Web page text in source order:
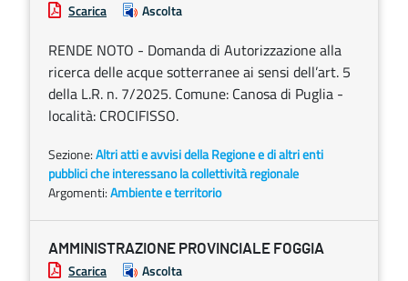
Scarica Ascolta
RENDE NOTO - Domanda di Autorizzazione alla
ricerca delle acque sotterranee ai sensi dell’art. 5
della L.R. n. 7/2025. Comune: Canosa di Puglia -
località: CROCIFISSO.
Sezione:Altri atti e avvisi della Regione e di altri enti
pubblici che interessano la collettività regionale
Argomenti:Ambiente e territorio
AMMINISTRAZIONE PROVINCIALE FOGGIA
Scarica Ascolta